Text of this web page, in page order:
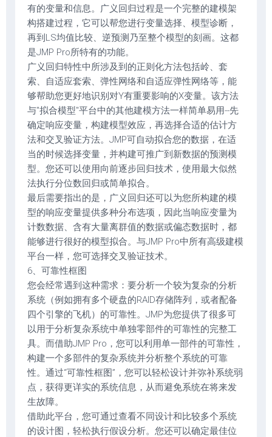
有的变量和信息。广义回归过程是一个完整的建模架
构搭建过程，它可以帮您进行变量选择、模型诊断，
再到LS均值比较、逆预测乃至整个模型的刻画。这都
是JMP Pro所特有的功能。
广义回归特性中所涉及到的正则化方法包括岭、套
索、自适应套索、弹性网络和自适应弹性网络等，能
够帮助您更好地识别对Y有重要影响的X变量。该方法
与"拟合模型"平台中的其他建模方法一样简单易用--先
确定响应变量，构建模型效应，再选择合适的估计方
法和交叉验证方法。JMP可自动拟合您的数据，在适
当的时候选择变量，并构建可推广到新数据的预测模
型。您还可以使用向前逐步回归技术，使用最大似然
法执行分位数回归或简单拟合。
最后需要指出的是，广义回归还可以为您所构建的模
型的响应变量提供多种分布选项，因此当响应变量为
计数数据、含有大量离群值的数据或偏态数据时，都
能够进行很好的模型拟合。与JMP Pro中所有高级建模
平台一样，您可选择交叉验证技术。
6、可靠性框图
您会经常遇到这种需求：要分析一个较为复杂的分析
系统（例如拥有多个硬盘的RAID存储阵列，或者配备
四个引擎的飞机）的可靠性。JMP为您提供了很多可
以用于分析复杂系统中单独零部件的可靠性的完整工
具。而借助JMP Pro，您可以利用单一部件的可靠性，
构建一个多部件的复杂系统并分析整个系统的可靠
性。通过“可靠性框图”，您可以轻松设计并弥补系统弱
点，获得更详实的系统信息，从而避免系统在将来发
生故障。
借助此平台，您可通过查看不同设计和比较多个系统
的设计图，轻松执行假设分析。您还可以确定最佳位